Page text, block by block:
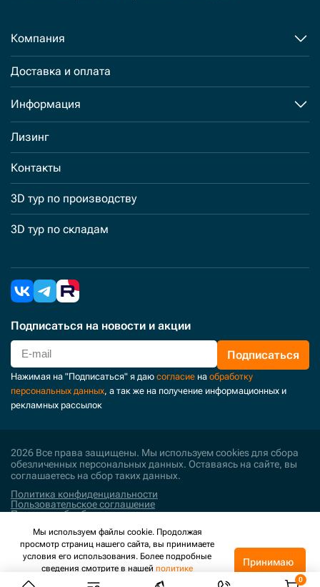
Компания
Доставка и оплата
Информация
Лизинг
Контакты
3D тур по производству
3D тур по складам
Подписаться на новости и акции
Подписаться
Нажимая на "Подписаться" я даю согласие на обработку
персональных данных, а так же на получение информационных и
рекламных рассылок
2026 Все права защищены. Мы используем cookies для сбора
обезличенных персональных данных. Оставаясь на сайте, вы
соглашаетесь на сбор таких данных.
Политика конфиденциальности
Пользовательское соглашение
Политика обработки персональных данных
Поддержка и развитие
Мы используем файлы cookie. Продолжая
просмотр страниц нашего сайта, вы принимаете
условия его использования. Более подробные
сведения смотрите в нашей политике
конфиденциальности.
Принимаю